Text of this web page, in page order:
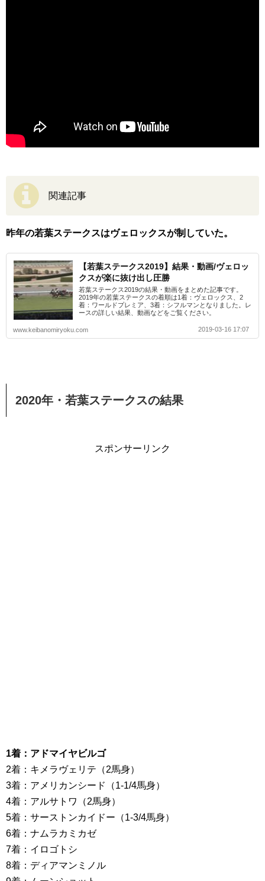
関連記事
昨年の若葉ステークスはヴェロックスが制していた。
【若葉ステークス2019】結果・動画/ヴェロッ
クスが楽に抜け出し圧勝
若葉ステークス2019の結果・動画をまとめた記事です。
2019年の若葉ステークスの着順は1着：ヴェロックス、2
着：ワールドプレミア、3着：シフルマンとなりました。レ
ースの詳しい結果、動画などをご覧ください。
www.keibanomiryoku.com 2019-03-16 17:07
2020年・若葉ステークスの結果
スポンサーリンク
1着：アドマイヤビルゴ
2着：キメラヴェリテ（2馬身）
3着：アメリカンシード（1-1/4馬身）
4着：アルサトワ（2馬身）
5着：サーストンカイドー（1-3/4馬身）
6着：ナムラカミカゼ
7着：イロゴトシ
8着：ディアマンミノル